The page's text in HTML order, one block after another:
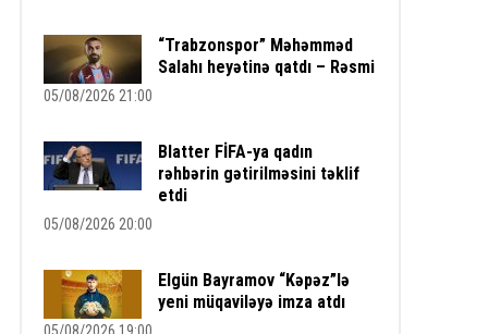
“Trabzonspor” Məhəmməd
Salahı heyətinə qatdı – Rəsmi
05/08/2026 21:00
Blatter FİFA-ya qadın
rəhbərin gətirilməsini təklif
etdi
05/08/2026 20:00
Elgün Bayramov “Kəpəz”lə
yeni müqaviləyə imza atdı